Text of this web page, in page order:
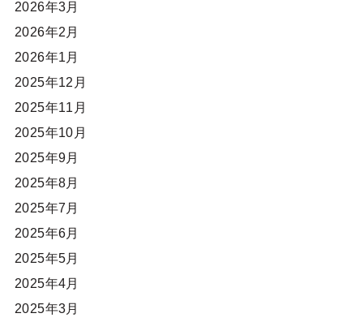
2026年3月
2026年2月
2026年1月
2025年12月
2025年11月
2025年10月
2025年9月
2025年8月
2025年7月
2025年6月
2025年5月
2025年4月
2025年3月